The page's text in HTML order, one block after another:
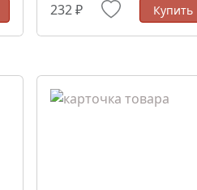
232 ₽ Купить